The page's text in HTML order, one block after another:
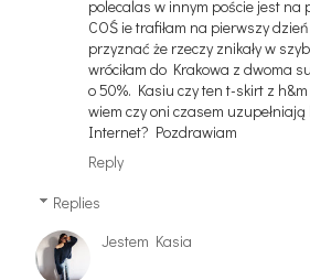
polecalas w innym poście jest na
COŚ ie trafiłam na pierwszy
przyznać że rzeczy znikały w
wróciłam do Krakowa z dwoma
o 50%. Kasiu czy ten t-skirt z
wiem czy oni czasem
Internet? Pozdrawiam
Reply
Replies
Jestem Kasia